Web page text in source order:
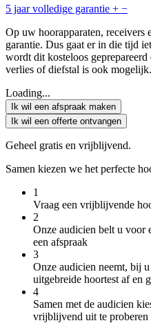
5 jaar volledige garantie + −
Op uw hoorapparaten, receivers
garantie. Dus gaat er in die tijd
wordt dit kosteloos
verlies of diefstal is ook mogelijk.
Loading...
Ik wil een afspraak maken
Ik wil een offerte ontvangen
Geheel gratis en vrijblijvend.
Samen kiezen we het perfecte
1
Vraag een vrijblijvende
2
Onze audicien belt u voor
een afspraak
3
Onze audicien neemt, bij
uitgebreide hoortest af en
4
Samen met de audicien
vrijblijvend uit te proberen